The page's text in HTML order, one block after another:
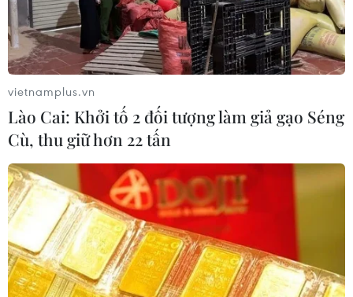
vietnamplus.vn
Lào Cai: Khởi tố 2 đối tượng làm giả gạo Séng
Cù, thu giữ hơn 22 tấn